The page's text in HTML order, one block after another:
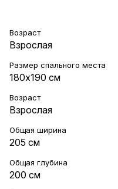
Возраст
Взрослая
Размер спального места
180х190 см
Возраст
Взрослая
Общая ширина
205 см
Общая глубина
200 см